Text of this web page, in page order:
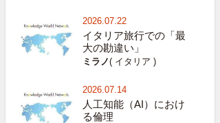
2026.07.22
イタリア旅行での「最
大の勘違い」
ミラノ( イタリア )
2026.07.14
人工知能（AI）におけ
る倫理